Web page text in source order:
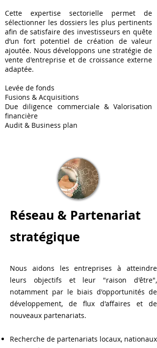
Cette expertise sectorielle permet de
sélectionner les dossiers les plus pertinents
afin de satisfaire des investisseurs en quête
d’un fort potentiel de création de valeur
ajoutée. Nous développons une stratégie de
vente d'entreprise et de croissance externe
adaptée.
Levée de fonds
Fusions & Acquisitions
Due diligence commerciale & Valorisation
financière
Audit & Business plan
Réseau & Partenariat
stratégique
Nous aidons les entreprises à atteindre
leurs objectifs et leur "raison d'être",
notamment par le biais d'opportunités de
développement, de flux d'affaires et de
nouveaux partenariats.
Recherche de partenariats locaux, nationaux